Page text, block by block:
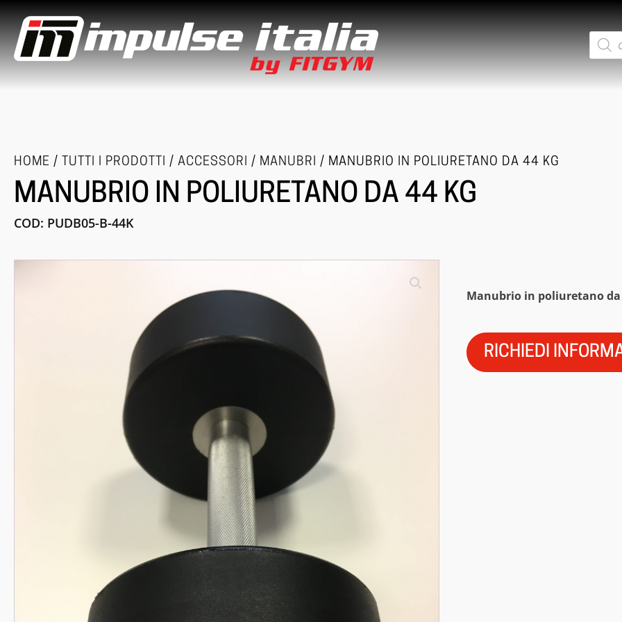
Ricerca
prodotti
HOME / TUTTI I PRODOTTI / ACCESSORI / MANUBRI / MANUBRIO IN POLIURETANO DA 44 KG
MANUBRIO IN POLIURETANO DA 44 KG
COD: PUDB05-B-44K
Manubrio in poliuretano da
RICHIEDI